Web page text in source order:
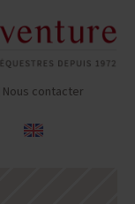
Nous contacter